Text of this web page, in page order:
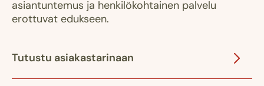
asiantuntemus ja henkilökohtainen palvelu
erottuvat edukseen.
Tutustu asiakastarinaan